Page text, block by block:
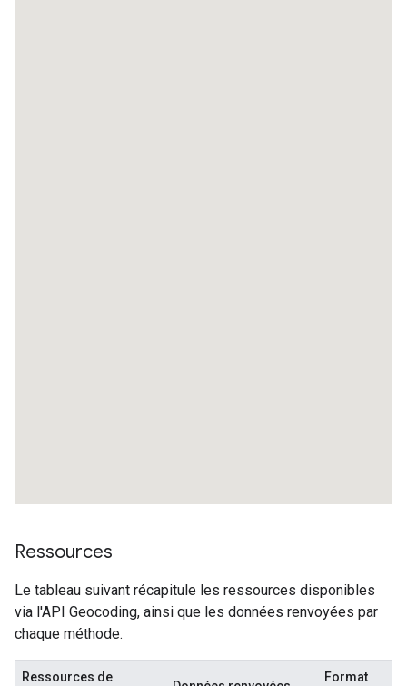
Ressources
Le tableau suivant récapitule les ressources disponibles
via l'API Geocoding, ainsi que les données renvoyées par
chaque méthode.
Ressources de
Format